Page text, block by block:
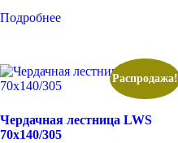
42
Подробнее
Распродажа!
Чердачная лестница LWS
70х140/305